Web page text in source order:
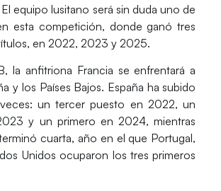
equipo lusitano será sin duda uno de
esta competición, donde ganó tres
en 2022, 2023 y 2025.
la anfitriona Francia se enfrentará a
y los Países Bajos. España ha subido
un tercer puesto en 2022, un
y un primero en 2024, mientras
cuarta, año en el que Portugal,
Unidos ocuparon los tres primeros